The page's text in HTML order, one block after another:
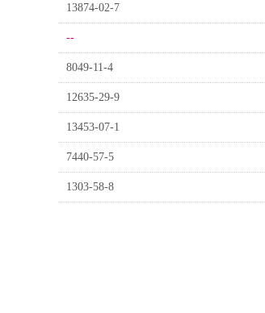
13874-02-7
--
8049-11-4
12635-29-9
13453-07-1
7440-57-5
1303-58-8